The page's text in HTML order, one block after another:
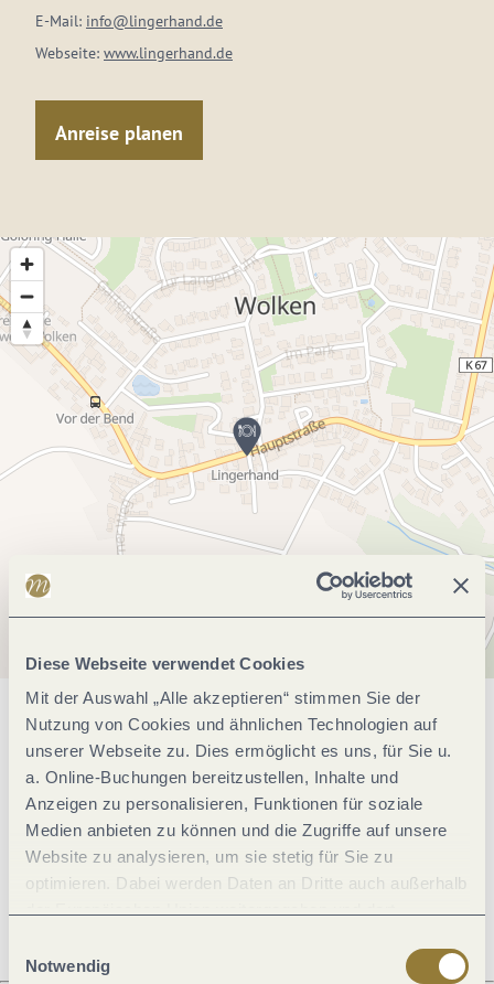
Diese Webseite verwendet Cookies
Mit der Auswahl „Alle akzeptieren“ stimmen Sie der
Nutzung von Cookies und ähnlichen Technologien auf
unserer Webseite zu. Dies ermöglicht es uns, für Sie u.
a. Online-Buchungen bereitzustellen, Inhalte und
Anzeigen zu personalisieren, Funktionen für soziale
Medien anbieten zu können und die Zugriffe auf unsere
Website zu analysieren, um sie stetig für Sie zu
optimieren. Dabei werden Daten an Dritte auch außerhalb
jederzeit widerrufen werden. Mit der Auswahl "Alle
Notwendig
E-Mail: info@lingerhand.de
Webseite: www.lingerhand.de
Anreise planen
Allgemeine Informationen
Öffnungszeiten
Ruhetage